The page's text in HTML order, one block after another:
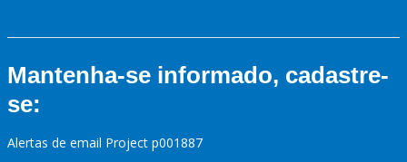
Mantenha-se informado, cadastre-
se:
Alertas de email Project p001887